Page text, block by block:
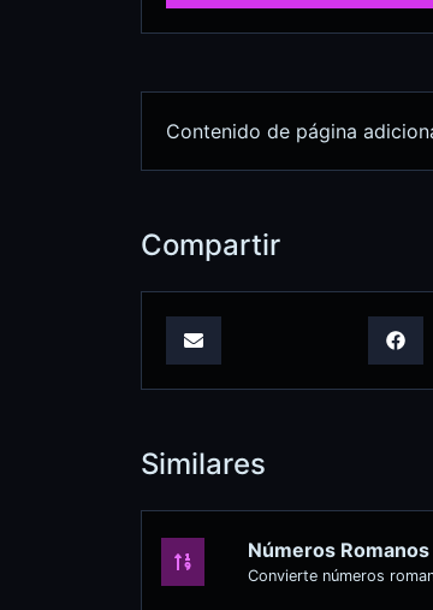
Contenido de página
Compartir
Similares
Números
Convierte números